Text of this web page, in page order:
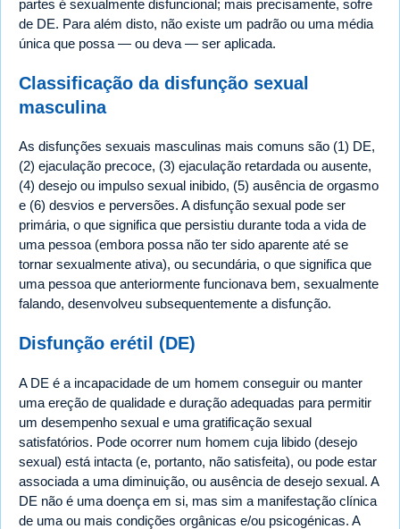
partes é sexualmente disfuncional; mais precisamente, sofre
de DE. Para além disto, não existe um padrão ou uma média
única que possa — ou deva — ser aplicada.
Classificação da disfunção sexual
masculina
As disfunções sexuais masculinas mais comuns são (1) DE,
(2) ejaculação precoce, (3) ejaculação retardada ou ausente,
(4) desejo ou impulso sexual inibido, (5) ausência de orgasmo
e (6) desvios e perversões. A disfunção sexual pode ser
primária, o que significa que persistiu durante toda a vida de
uma pessoa (embora possa não ter sido aparente até se
tornar sexualmente ativa), ou secundária, o que significa que
uma pessoa que anteriormente funcionava bem, sexualmente
falando, desenvolveu subsequentemente a disfunção.
Disfunção erétil (DE)
A DE é a incapacidade de um homem conseguir ou manter
uma ereção de qualidade e duração adequadas para permitir
um desempenho sexual e uma gratificação sexual
satisfatórios. Pode ocorrer num homem cuja libido (desejo
sexual) está intacta (e, portanto, não satisfeita), ou pode estar
associada a uma diminuição, ou ausência de desejo sexual. A
DE não é uma doença em si, mas sim a manifestação clínica
de uma ou mais condições orgânicas e/ou psicogénicas. A